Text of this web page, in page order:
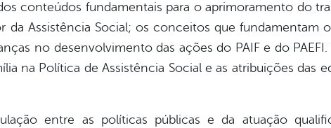
conteúdos fundamentais para o aprimoramento do
da Assistência Social; os conceitos que fundamentam
no desenvolvimento das ações do PAIF e do PAEFI.
na Política de Assistência Social e as atribuições das
entre as políticas públicas e da atuação